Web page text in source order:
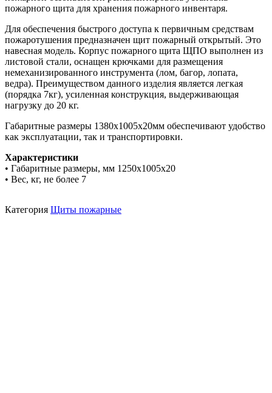
пожарного щита для хранения пожарного инвентаря.
Для обеспечения быстрого доступа к первичным средствам
пожаротушения предназначен щит пожарный открытый. Это
навесная модель. Корпус пожарного щита ЩПО выполнен из
листовой стали, оснащен крючками для размещения
немеханизированного инструмента (лом, багор, лопата,
ведра). Преимуществом данного изделия является легкая
(порядка 7кг), усиленная конструкция, выдерживающая
нагрузку до 20 кг.
Габаритные размеры 1380х1005х20мм обеспечивают удобство
как эксплуатации, так и транспортировки.
Характеристики
• Габаритные размеры, мм 1250х1005х20
• Вес, кг, не более 7
Категория Щиты пожарные